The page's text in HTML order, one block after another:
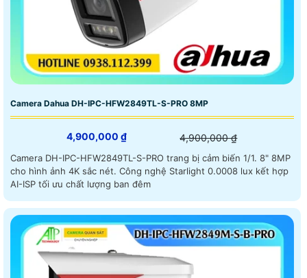
Camera Dahua DH-IPC-HFW2849TL-S-PRO 8MP
4,900,000 ₫ 4,900,000 ₫
Camera DH-IPC-HFW2849TL-S-PRO trang bị cảm biến 1/1. 8" 8MP
cho hình ảnh 4K sắc nét. Công nghệ Starlight 0.0008 lux kết hợp
AI-ISP tối ưu chất lượng ban đêm